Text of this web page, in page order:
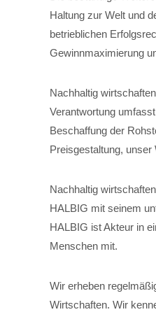
Haltung zur Welt und
betrieblichen
Gewinnmaximierung
Nachhaltig
Verantwortung
Beschaffung der
Preisgestaltung,
Nachhaltig
HALBIG mit seinem
HALBIG ist Akteur in
Menschen mit.
Wir erheben
Wirtschaften. Wir